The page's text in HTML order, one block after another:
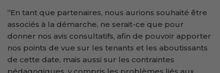
‘’En tant que partenaires, nous aurions souhaité être
associés à la démarche, ne serait-ce que pour
donner nos avis consultatifs, afin de pouvoir apporter
nos points de vue sur les tenants et les aboutissants
de cette date, mais aussi sur les contraintes